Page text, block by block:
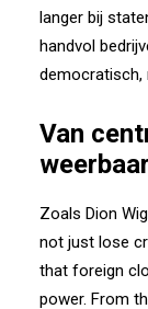
langer bij
handvol
democratisch,
Van
Zoals Dion
not just lose
that foreign
power. From